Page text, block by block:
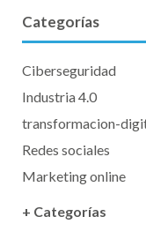
Categorías
Ciberseguridad
Industria 4.0
transformacion-
Redes sociales
Marketing online
+ Categorías